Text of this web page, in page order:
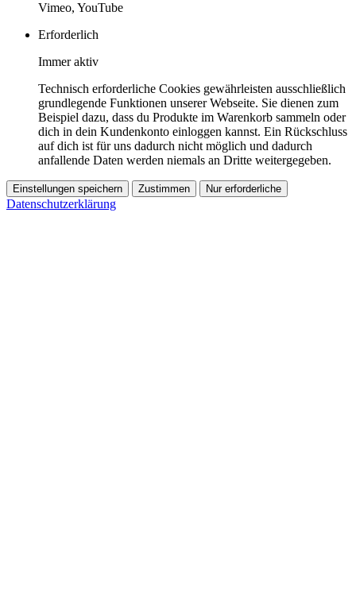
Vimeo, YouTube
Erforderlich
Immer aktiv
Technisch erforderliche Cookies gewährleisten ausschließlich
grundlegende Funktionen unserer Webseite. Sie dienen zum
Beispiel dazu, dass du Produkte im Warenkorb sammeln oder
dich in dein Kundenkonto einloggen kannst. Ein Rückschluss
auf dich ist für uns dadurch nicht möglich und dadurch
anfallende Daten werden niemals an Dritte weitergegeben.
Einstellungen speichern Zustimmen Nur erforderliche
Datenschutzerklärung